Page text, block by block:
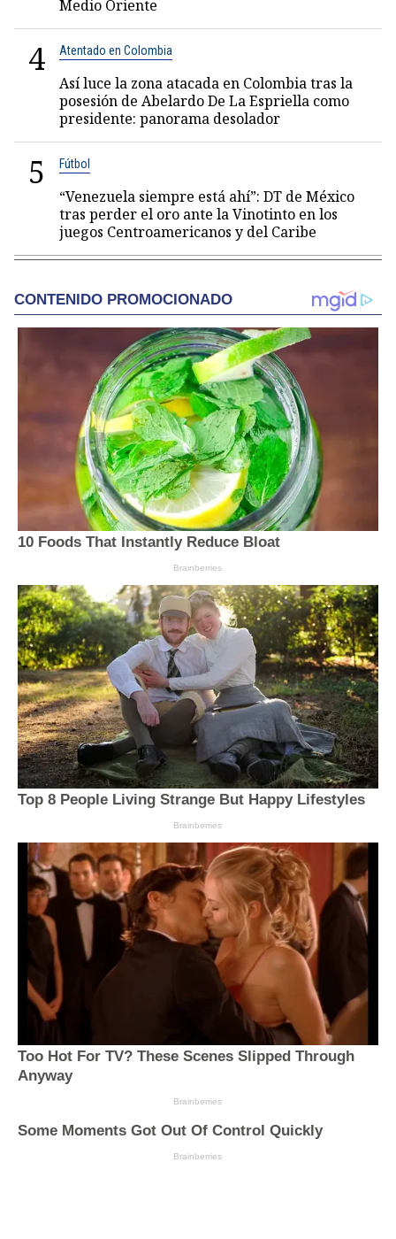
Medio Oriente
4 Atentado en Colombia
Así luce la zona atacada en Colombia tras la
posesión de Abelardo De La Espriella como
presidente: panorama desolador
5 Fútbol
“Venezuela siempre está ahí”: DT de México
tras perder el oro ante la Vinotinto en los
juegos Centroamericanos y del Caribe